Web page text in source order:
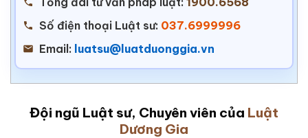
Số điện thoại Luật sư: 037.6999996
Email: luatsu@luatduonggia.vn
Đội ngũ Luật sư, Chuyên viên của Luật
Dương Gia